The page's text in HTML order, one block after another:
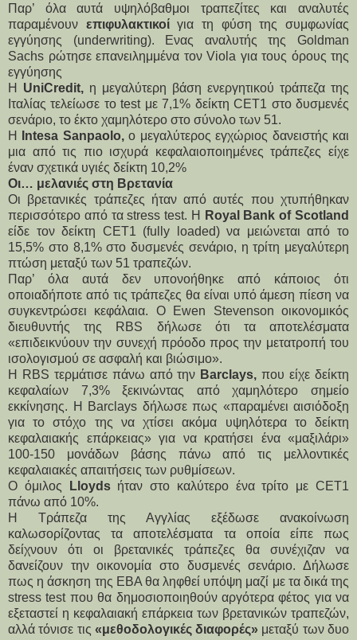
Παρ’ όλα αυτά υψηλόβαθμοι τραπεζίτες και αναλυτές
παραμένουν επιφυλακτικοίγια τη φύση της συμφωνίας
εγγύησης (underwriting). Ενας αναλυτής της Goldman
Sachs ρώτησε επανειλημμένα τον Viola για τους όρους της
εγγύησης
Η UniCredit, η μεγαλύτερη βάση ενεργητικού τράπεζα της
Ιταλίας τελείωσε το test με 7,1% δείκτη CET1 στο δυσμενές
σενάριο, το έκτο χαμηλότερο στο σύνολο των 51.
Η
Intesa Sanpaolo,ο μεγαλύτερος εγχώριος δανειστής και
μια από τις πιο ισχυρά κεφαλαιοποιημένες τράπεζες είχε
έναν σχετικά υγιές δείκτη 10,2%
Οι… μελανιές στη Βρετανία
Οι βρετανικές τράπεζες ήταν από αυτές που χτυπήθηκαν
περισσότερο από τα stress test. Η
Royal Bank of Scotland
είδε τον δείκτη CET1 (fully loaded) να μειώνεται από το
15,5% στο 8,1% στο δυσμενές σενάριο, η τρίτη μεγαλύτερη
πτώση μεταξύ των 51 τραπεζών.
Παρ’ όλα αυτά δεν υπονοήθηκε από κάποιος ότι
οποιαδήποτε από τις τράπεζες θα είναι υπό άμεση πίεση να
συγκεντρώσει κεφάλαια. Ο Ewen Stevenson οικονομικός
διευθυντής της RBS δήλωσε ότι τα αποτελέσματα
«επιδεικνύουν την συνεχή πρόοδο προς την μετατροπή του
ισολογισμού σε ασφαλή και βιώσιμο».
Η RBS τερμάτισε πάνω από την Barclays, που είχε δείκτη
κεφαλαίων 7,3% ξεκινώντας από χαμηλότερο σημείο
εκκίνησης. Η Barclays δήλωσε πως «παραμένει αισιόδοξη
για το στόχο της να χτίσει ακόμα υψηλότερα το δείκτη
κεφαλαιακής επάρκειας» για να κρατήσει ένα «μαξιλάρι»
100-150 μονάδων βάσης πάνω από τις μελλοντικές
κεφαλαιακές απαιτήσεις των ρυθμίσεων.
Ο όμιλος
Lloydsήταν στο καλύτερο ένα τρίτο με CET1
πάνω από 10%.
Η Τράπεζα της Αγγλίας εξέδωσε ανακοίνωση
καλωσορίζοντας τα αποτελέσματα τα οποία είπε πως
δείχνουν ότι οι βρετανικές τράπεζες θα συνέχιζαν να
δανείζουν την οικονομία στο δυσμενές σενάριο. Δήλωσε
πως η άσκηση της EBA θα ληφθεί υπόψη μαζί με τα δικά της
stress test που θα δημοσιοποιηθούν αργότερα φέτος για να
εξεταστεί η κεφαλαιακή επάρκεια των βρετανικών τραπεζών,
αλλά τόνισε τις «μεθοδολογικές διαφορές» μεταξύ των δυο